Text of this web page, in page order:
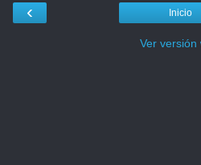
‹ Inicio
Ver versión